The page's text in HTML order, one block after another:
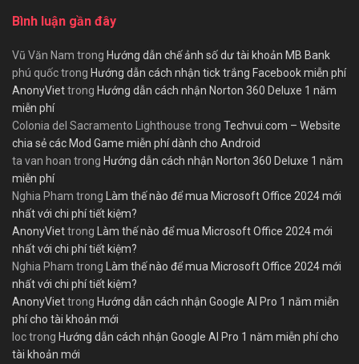
Bình luận gần đây
Vũ Văn Nam trong Hướng dẫn chế ảnh số dư tài khoản MB Bank
phú quốctrong Hướng dẫn cách nhận tick trắng Facebook miễn phí
AnonyViettrong Hướng dẫn cách nhận Norton 360 Deluxe 1 năm
miễn phí
Colonia del Sacramento Lighthouse trong Techvui.com – Website
chia sẻ các Mod Game miễn phí dành cho Android
ta van hoan trong Hướng dẫn cách nhận Norton 360 Deluxe 1 năm
miễn phí
Nghia Pham trong Làm thế nào để mua Microsoft Office 2024 mới
nhất với chi phí tiết kiệm?
AnonyViettrong Làm thế nào để mua Microsoft Office 2024 mới
nhất với chi phí tiết kiệm?
Nghia Pham trong Làm thế nào để mua Microsoft Office 2024 mới
nhất với chi phí tiết kiệm?
AnonyViettrong Hướng dẫn cách nhận Google AI Pro 1 năm miễn
phí cho tài khoản mới
loctrong Hướng dẫn cách nhận Google AI Pro 1 năm miễn phí cho
tài khoản mới